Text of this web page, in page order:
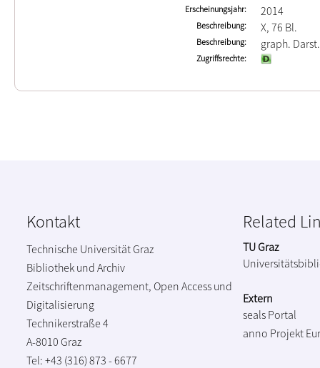
Erscheinungsjahr 2014
Beschreibung X, 76 Bl.
Beschreibung graph. Darst.
Zugriffsrechte
Kontakt
Technische Universität Graz
Bibliothek und Archiv
Zeitschriftenmanagement, Open Access und
Digitalisierung
Technikerstraße 4
A-8010 Graz
Tel: +43 (316) 873 - 6677
Related
TU Graz
Extern
seals Portal
anno Projekt